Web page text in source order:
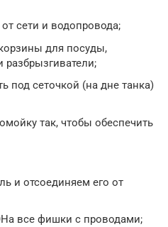
сети и водопровода;
для посуды,
под сеточкой (на дне танка)
так, чтобы обеспечить
и отсоединяем его от
все фишки с проводами;